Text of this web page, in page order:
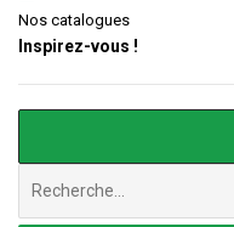
Nos catalogues
Inspirez-vous !